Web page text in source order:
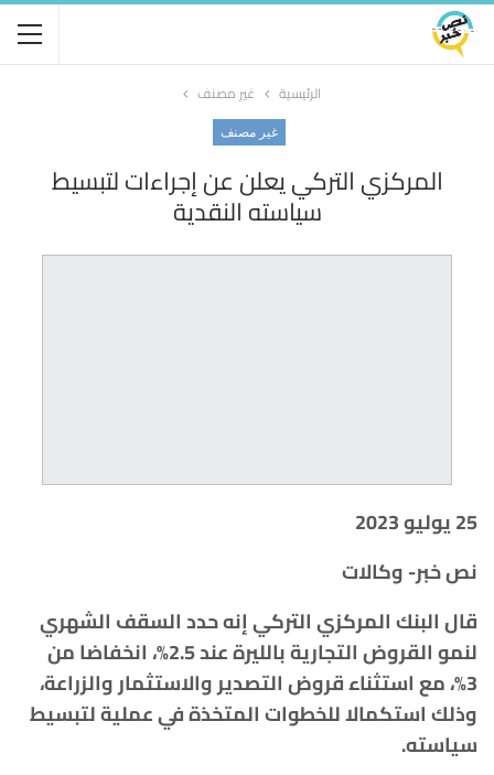
الرئيسية غير مصنف
غير مصنف
المركزي التركي يعلن عن إجراءات لتبسيط
سياسته النقدية
25 يوليو 2023
نص خبر- وكالات
قال البنك المركزي التركي إنه حدد السقف الشهري
لنمو القروض التجارية بالليرة عند 2.5%، انخفاضا من
3%، مع استثناء قروض التصدير والاستثمار والزراعة،
وذلك استكمالا للخطوات المتخذة في عملية لتبسيط
سياسته.